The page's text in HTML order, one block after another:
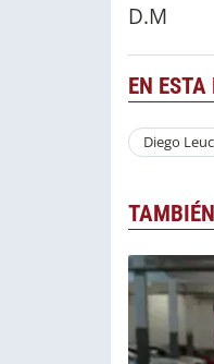
D.M
EN ESTA
Diego